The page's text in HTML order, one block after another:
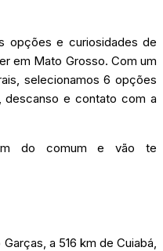
opções e curiosidades de
em Mato Grosso. Com um
selecionamos 6 opções
descanso e contato com a
do comum e vão te
a 516 km de Cuiabá,